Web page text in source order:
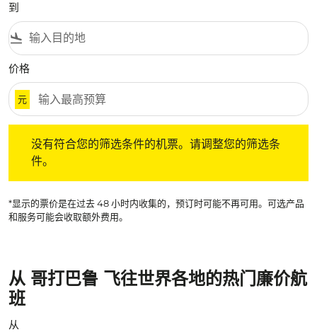
到
flight_land
价格
元
没有符合您的筛选条件的机票。请调整您的筛选条
件。
*显示的票价是在过去 48 小时内收集的，预订时可能不再可用。可选产品
和服务可能会收取额外费用。
从 哥打巴鲁 飞往世界各地的热门廉价航
班
从